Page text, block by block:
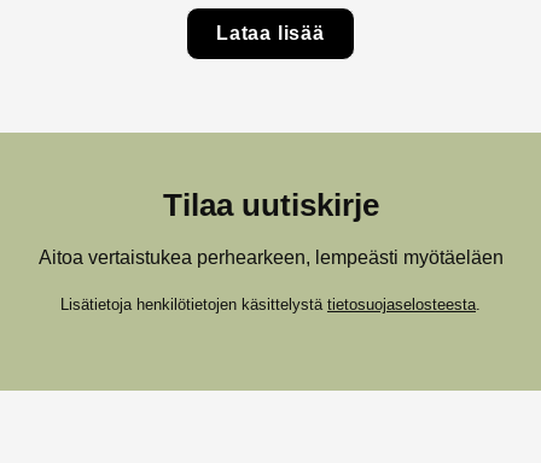
Lataa lisää
Tilaa uutiskirje
Aitoa vertaistukea perhearkeen, lempeästi myötäeläen
Lisätietoja henkilötietojen käsittelystä tietosuojaselosteesta.